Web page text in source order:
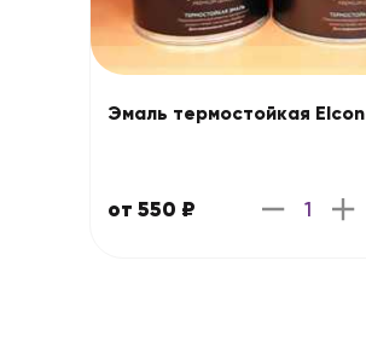
Эмаль термостойкая Elcon
от 550 ₽